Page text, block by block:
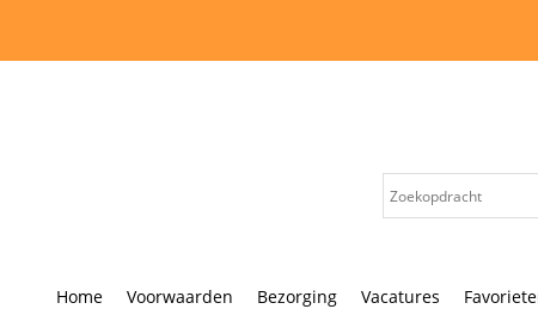
Home Voorwaarden Bezorging Vacatures